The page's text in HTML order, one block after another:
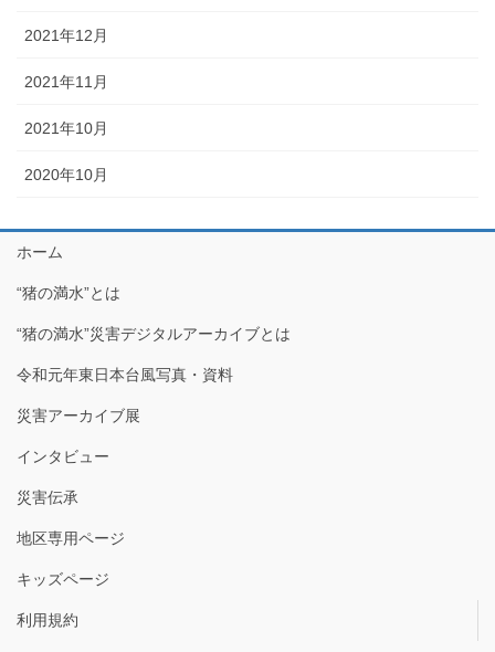
2021年12月
2021年11月
2021年10月
2020年10月
ホーム
“猪の満水”とは
“猪の満水”災害デジタルアーカイブとは
令和元年東日本台風写真・資料
災害アーカイブ展
インタビュー
災害伝承
地区専用ページ
キッズページ
利用規約